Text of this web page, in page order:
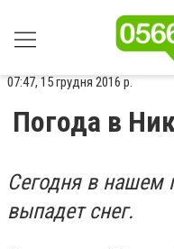
07:47, 15 грудня 2016 р.
Погода в
Сегодня в нашем
выпадет снег.